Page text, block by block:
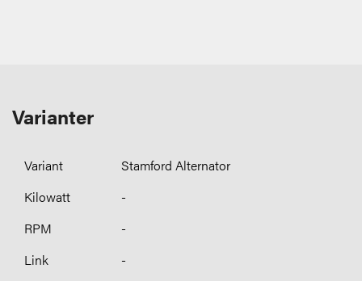
Varianter
Stamford Alternator
-
-
-